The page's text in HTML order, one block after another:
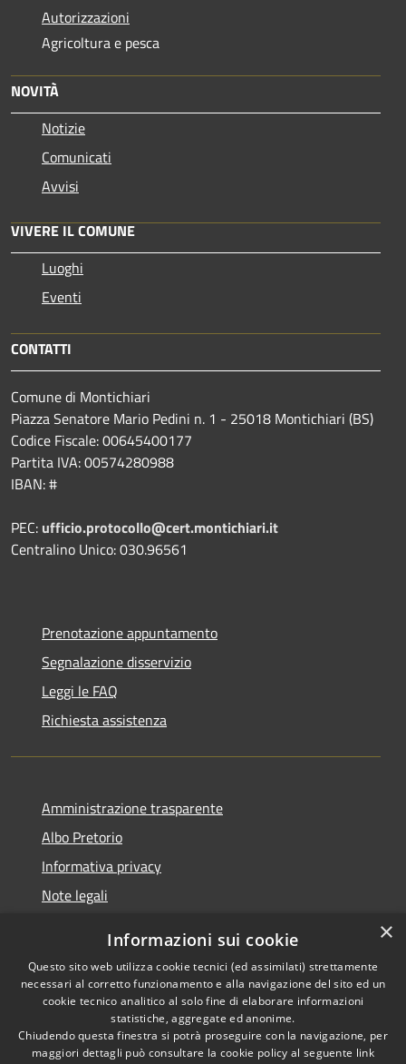
Autorizzazioni
Agricoltura e pesca
NOVITÀ
Notizie
Comunicati
Avvisi
VIVERE IL COMUNE
Luoghi
Eventi
CONTATTI
Comune di Montichiari
Piazza Senatore Mario Pedini n. 1 - 25018 Montichiari (BS)
Codice Fiscale: 00645400177
Partita IVA: 00574280988
IBAN: #
PEC: ufficio.protocollo@cert.montichiari.it
Centralino Unico: 030.96561
Prenotazione appuntamento
Segnalazione disservizio
Leggi le FAQ
Richiesta assistenza
Amministrazione trasparente
Albo Pretorio
Informativa privacy
Note legali
Whisteblowing
RSS
Copyright © 2026 • Comune di
×
Informazioni sui cookie
Questo sito web utilizza cookie tecnici (ed assimilati) strettamente
necessari al corretto funzionamento e alla navigazione del sito ed un
cookie tecnico analitico al solo fine di elaborare informazioni
statistiche, aggregate ed anonime.
Chiudendo questa finestra si potrà proseguire con la navigazione, per
maggiori dettagli può consultare la cookie policy al seguente link